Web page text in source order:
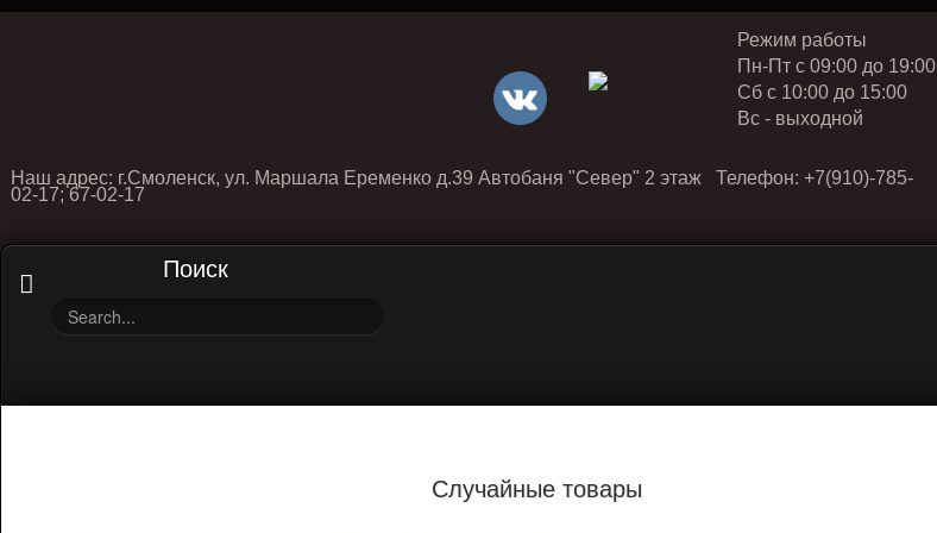
Режим работы
Пн-Пт с 09:00 до 19:00
Cб с 10:00 до 15:00
Вс - выходной
Наш адрес: г.Смоленск, ул. Маршала Еременко д.39 Автобаня "Север" 2 этаж Телефон: +7(910)-785-
02-17; 67-02-17
Поиск
Случайные товары